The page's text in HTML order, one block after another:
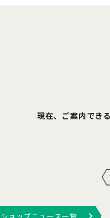
現在、ご案内でき
ショップニュース一覧